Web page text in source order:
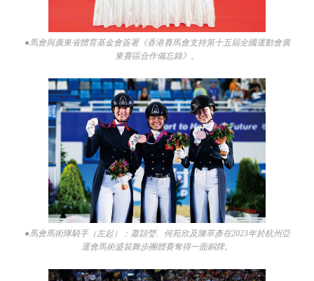
●馬會與廣東省體育基金會簽署《香港賽馬會支持第十五屆全國運動會廣
東賽區合作備忘錄》。
●馬會馬術隊騎手（左起）：蕭頴瑩、何苑欣及陳萃彥在2023年於杭州亞
運會馬術盛裝舞步團體賽奪得一面銅牌。